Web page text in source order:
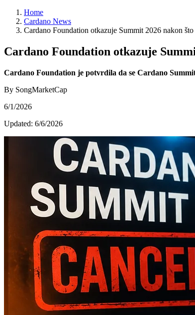
Home
Cardano News
Cardano Foundation otkazuje Summit 2026 nakon
Cardano Foundation otkazuje
Cardano Foundation je potvrdila da se Cardano
By SongMarketCap
6/1/2026
Updated: 6/6/2026